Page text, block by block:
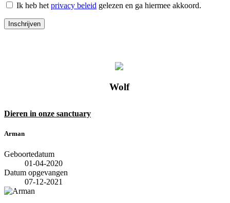
Ik heb het privacy beleid gelezen en ga hiermee akkoord.
Inschrijven
Wolf
Dieren in onze sanctuary
Arman
Geboortedatum
01-04-2020
Datum opgevangen
07-12-2021